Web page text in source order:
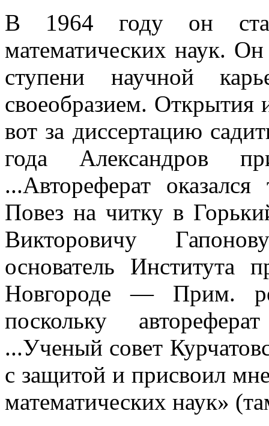
В 1964 году он
математических наук.
ступени научной
своеобразием. Открытия
вот за диссертацию
года Александров
...Автореферат
Повез на читку в
Викторовичу
основатель
Новгороде — Прим.
поскольку
...Ученый совет
с защитой и присвоил
математических наук»